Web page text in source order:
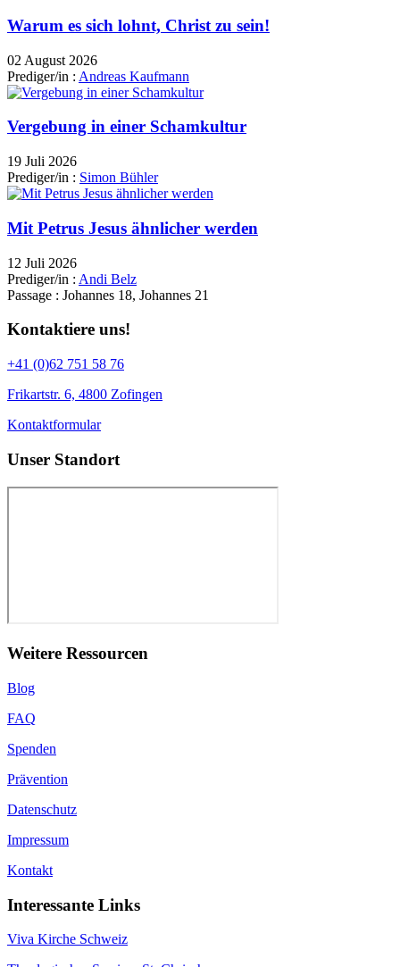
Warum es sich lohnt, Christ zu sein!
02 August 2026
Prediger/in : Andreas Kaufmann
Vergebung in einer Schamkultur
19 Juli 2026
Prediger/in : Simon Bühler
Mit Petrus Jesus ähnlicher werden
12 Juli 2026
Prediger/in : Andi Belz
Passage : Johannes 18, Johannes 21
Kontaktiere uns!
+41 (0)62 751 58 76
Frikartstr. 6, 4800 Zofingen
Kontaktformular
Unser Standort
Weitere Ressourcen
Blog
FAQ
Spenden
Prävention
Datenschutz
Impressum
Kontakt
Interessante Links
Viva Kirche Schweiz